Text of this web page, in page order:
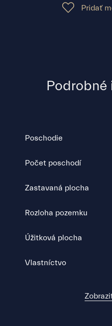
Pridať
Poschodie
Počet poschodí
Zastavaná plocha
Rozloha pozemku
Úžitková plocha
Vlastníctvo